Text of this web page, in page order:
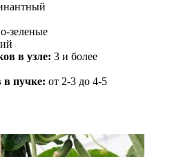
зеленые
в узле: 3 и более
в пучке: от 2-3 до 4-5